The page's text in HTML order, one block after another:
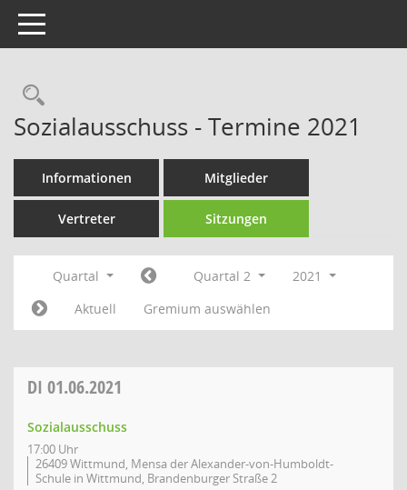
Toggle navigation
Rechercheauswahl
Sozialausschuss - Termine 2021
Informationen Mitglieder
Vertreter Sitzungen
Quartal Quartal 2
2021
Aktuell
Gremium auswählen
DI 01.06.2021
Sozialausschuss
17:00 Uhr
26409 Wittmund, Mensa der Alexander-von-Humboldt-
Schule in Wittmund, Brandenburger Straße 2